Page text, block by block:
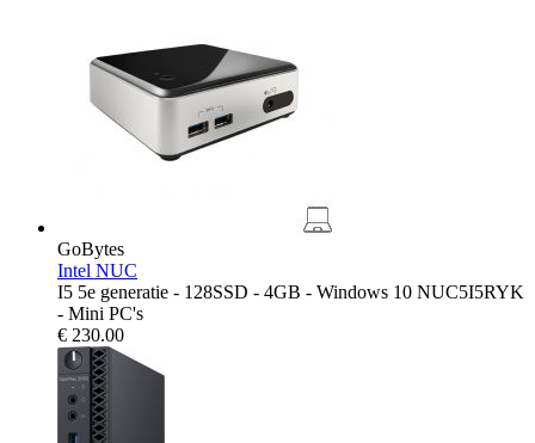
GoBytes
Intel NUC
I5 5e generatie - 128SSD - 4GB - Windows 10 NUC5I5RYK
- Mini PC's
€ 230.00